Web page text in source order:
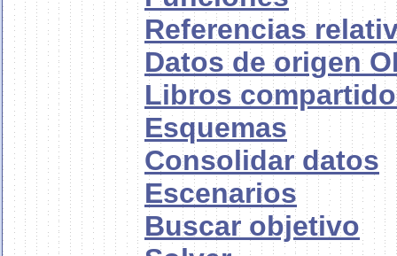
Referencias
Datos de origen
Libros
Esquemas
Consolidar datos
Escenarios
Buscar objetivo